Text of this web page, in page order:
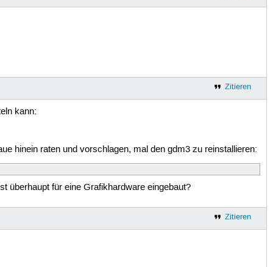
Zitieren
kann:
hinein raten und vorschlagen, mal den gdm3 zu reinstallieren:
überhaupt für eine Grafikhardware eingebaut?
Zitieren